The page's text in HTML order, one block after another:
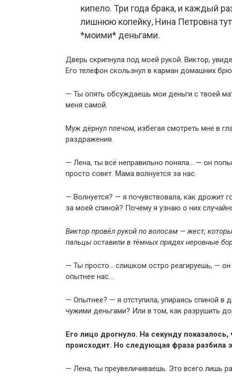
кипело. Три года брака, и каждый
лишнюю копейку, Нина Петровна тут
*моими* деньгами.
Дверь скрипнула под моей рукой. Виктор,
Его телефон скользнул в карман домашних
— Ты опять обсуждаешь мои деньги с твоей
меня самой.
Муж дёрнул плечом, избегая смотреть мне в
раздражения.
— Лена, ты всё неправильно поняла… — он
просто совет. Мама волнуется за нас.
— Волнуется? — я почувствовала, как дрожит
за моей спиной? Почему я узнаю о них
Виктор провёл рукой по волосам — жест,
пальцы оставили в тёмных прядях неровные
— Ты просто… слишком остро реагируешь, —
опытнее нас…
— Опытнее? — я отступила, упираясь спиной в
чужими деньгами? Или в том, как разрушить
Его лицо дрогнуло. На секунду
происходит. Но следующая фраза разбила
— Лена, ты преувеличиваешь. Это всего лишь